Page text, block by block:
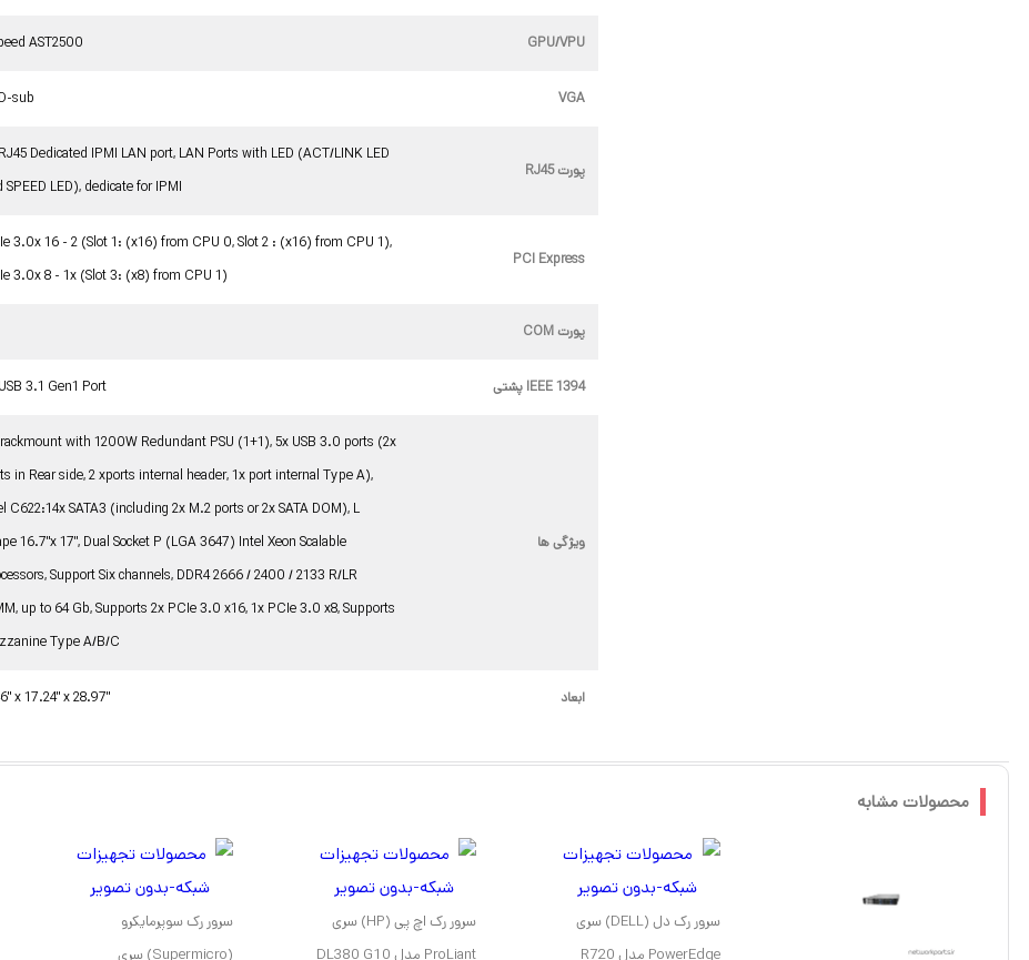
GPU/VPU
AST2500
VGA
sub
پورت RJ45
Dedicated IPMI LAN port, LAN Ports with LED (ACT/LINK LED
SPEED LED), dedicate for IPMI
PCI Express
3.0x 16 - 2 (Slot 1: (x16) from CPU 0, Slot 2 : (x16) from CPU 1),
3.0x 8 - 1x (Slot 3: (x8) from CPU 1)
پورت COM
IEEE 1394 پشتی 3.1 Gen1 Port
ویژگی ها
with 1200W Redundant PSU (1+1), 5x USB 3.0 ports (2x
in Rear side, 2 xports internal header, 1x port internal Type A),
C622:14x SATA3 (including 2x M.2 ports or 2x SATA DOM), L
16.7"x 17", Dual Socket P (LGA 3647) Intel Xeon Scalable
Support Six channels, DDR4 2666 / 2400 / 2133 R/LR
up to 64 Gb, Supports 2x PCIe 3.0 x16, 1x PCIe 3.0 x8, Supports
Type A/B/C
ابعاد x 17.24" x 28.97"
محصولات مشابه
سرور رک دل (DELL) سری
PowerEdge مدل R720
سرور رک اچ پی (HP) سری
ProLiant مدل DL380 G10
سرور رک سوپرمایکرو
(Supermicro) سری